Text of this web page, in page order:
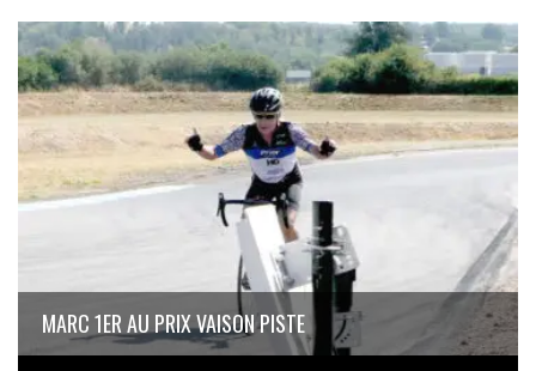
MARC 1ER AU PRIX VAISON PISTE